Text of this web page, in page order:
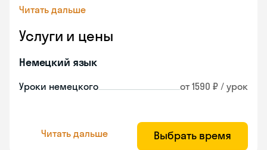
Читать дальше
Услуги и цены
Немецкий язык
Уроки немецкого от 1590 ₽ / урок
Читать дальше Выбрать время